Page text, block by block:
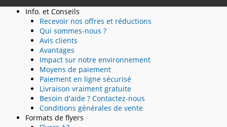
Info. et Conseils
Recevoir nos offres et réductions
Qui sommes-nous ?
Avis clients
Avantages
Impact sur notre environnement
Moyens de paiement
Paiement en ligne sécurisé
Livraison vraiment gratuite
Besoin d'aide ? Contactez-nous
Conditions générales de vente
Formats de flyers